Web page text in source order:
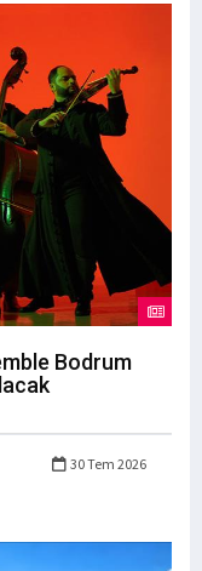
Bodrum
30 Tem 2026